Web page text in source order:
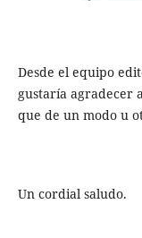
Desde el equipo
gustaría agradecer
que de un modo u
Un cordial saludo.